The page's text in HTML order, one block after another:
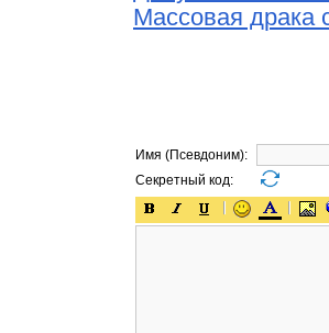
Массовая драка
Имя (Псевдоним):
Секретный код: